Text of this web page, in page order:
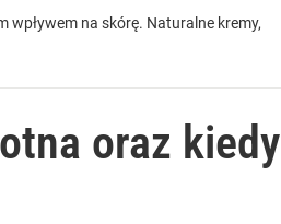
na skórę. Naturalne kremy,
oraz kiedy